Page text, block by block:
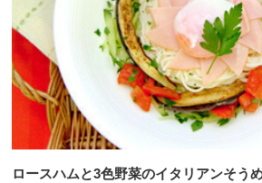
ロースハムと3色野菜のイタリアンそう